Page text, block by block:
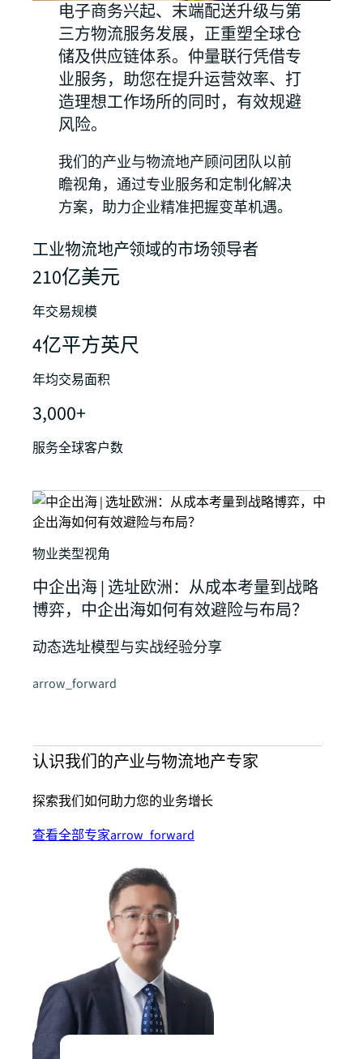
电子商务兴起、末端配送升级与第
三方物流服务发展，正重塑全球仓
储及供应链体系。仲量联行凭借专
业服务，助您在提升运营效率、打
造理想工作场所的同时，有效规避
风险。
我们的产业与物流地产顾问团队以前
瞻视角，通过专业服务和定制化解决
方案，助力企业精准把握变革机遇。
工业物流地产领域的市场领导者
210亿美元
年交易规模
4亿平方英尺
年均交易面积
3,000+
服务全球客户数
物业类型视角
中企出海 | 选址欧洲：从成本考量到战略
博弈，中企出海如何有效避险与布局？
动态选址模型与实战经验分享
arrow_forward
认识我们的产业与物流地产专家
探索我们如何助力您的业务增长
查看全部专家arrow_forward